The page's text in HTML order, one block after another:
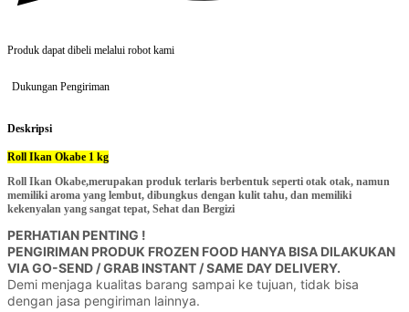
Produk dapat dibeli melalui robot kami
Dukungan Pengiriman
Deskripsi
Roll Ikan Okabe 1 kg
Roll Ikan Okabe,merupakan produk terlaris berbentuk seperti otak otak, namun
memiliki aroma yang lembut, dibungkus dengan kulit tahu, dan memiliki
kekenyalan yang sangat tepat, Sehat dan Bergizi
PERHATIAN PENTING !
PENGIRIMAN PRODUK FROZEN FOOD HANYA BISA DILAKUKAN
VIA GO-SEND / GRAB INSTANT / SAME DAY DELIVERY.
Demi menjaga kualitas barang sampai ke tujuan, tidak bisa
dengan jasa pengiriman lainnya.